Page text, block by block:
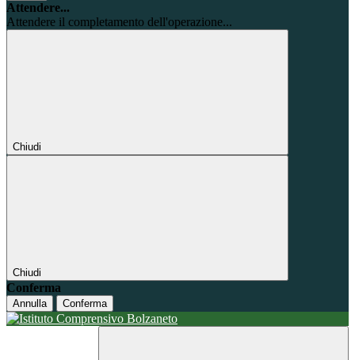
Attendere...
Attendere il completamento dell'operazione...
Chiudi
Chiudi
Conferma
Annulla Conferma